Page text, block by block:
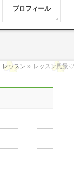
プロフィール
レッスン » レッスン風景♡